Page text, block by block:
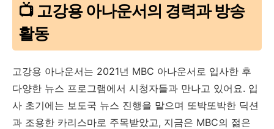
📺 고강용 아나운서의 경력과 방송
활동
고강용 아나운서는 2021년 MBC 아나운서로 입사한 후
다양한 뉴스 프로그램에서 시청자들과 만나고 있어요. 입
사 초기에는 보도국 뉴스 진행을 맡으며 또박또박한 딕션
과 조용한 카리스마로 주목받았고, 지금은 MBC의 젊은